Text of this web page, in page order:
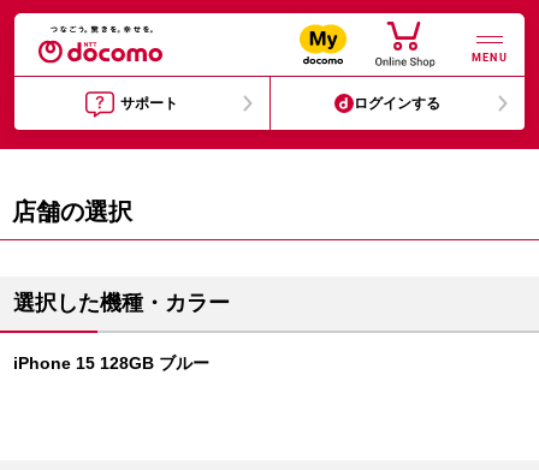
MENU
サポート ログインする
店舗の選択
選択した機種・カラー
iPhone 15 128GB ブルー